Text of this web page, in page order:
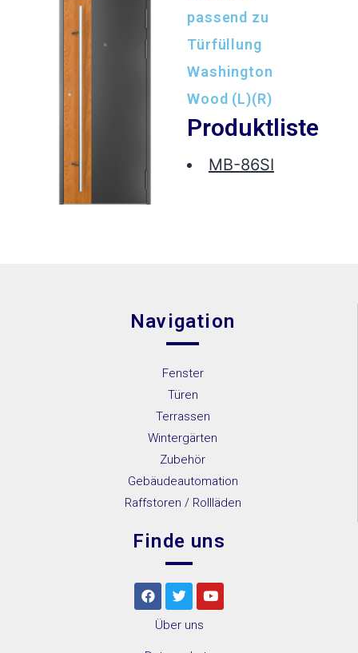
passend zu
Türfüllung
Washington
Wood (L)(R)
Produktliste
MB-86SI
Navigation
Fenster
Türen
Terrassen
Wintergärten
Zubehör
Gebäudeautomation
Raffstoren / Rollläden
Finde uns
Über uns